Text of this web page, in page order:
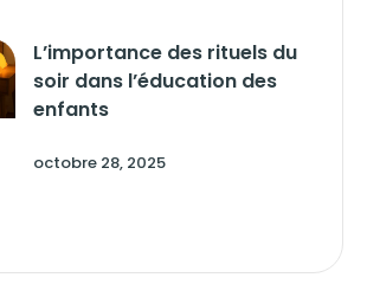
L’importance des rituels du
soir dans l’éducation des
enfants
octobre 28, 2025